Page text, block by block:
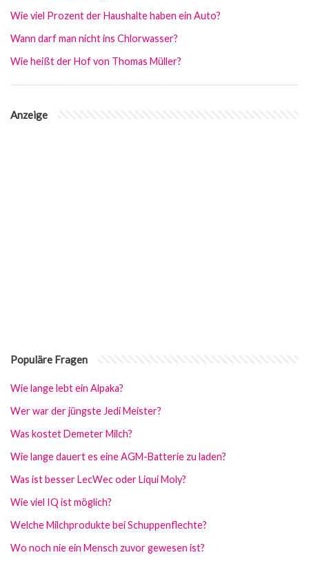
Wie viel Prozent der Haushalte haben ein Auto?
Wann darf man nicht ins Chlorwasser?
Wie heißt der Hof von Thomas Müller?
Anzeige
Populäre Fragen
Wie lange lebt ein Alpaka?
Wer war der jüngste Jedi Meister?
Was kostet Demeter Milch?
Wie lange dauert es eine AGM-Batterie zu laden?
Was ist besser LecWec oder Liqui Moly?
Wie viel IQ ist möglich?
Welche Milchprodukte bei Schuppenflechte?
Wo noch nie ein Mensch zuvor gewesen ist?